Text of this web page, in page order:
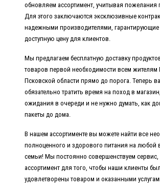
обновляем ассортимент, учитывая пожелания
Для этого заключаются эксклюзивные
надежными производителями, гарантирующие
доступную цену для клиентов.
Мы предлагаем бесплатную доставку
товаров первой необходимости всем жителям
Псковской области прямо до порога. Теперь
обязательно тратить время на поход в
ожидания в очереди и не нужно думать, как
пакеты до дома.
В нашем ассортименте вы можете найти все
полноценного и здорового питания на любой
семьи! Мы постоянно совершенствуем
ассортимент для того, чтобы наши клиенты
удовлетворены товаром и оказанными